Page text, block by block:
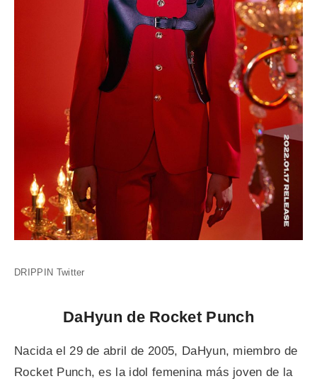
DRIPPIN Twitter
DaHyun de Rocket Punch
Nacida el 29 de abril de 2005, DaHyun, miembro de
Rocket Punch, es la idol femenina más joven de la